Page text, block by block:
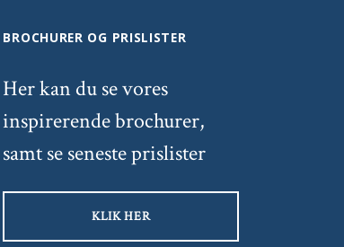
BROCHURER OG PRISLISTER
Her kan du se vores
inspirerende brochurer,
samt se seneste prislister
KLIK HER